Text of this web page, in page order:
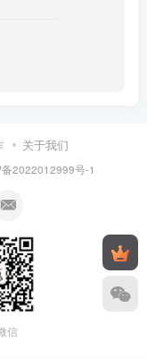
关于我们
2022012999号-1
信